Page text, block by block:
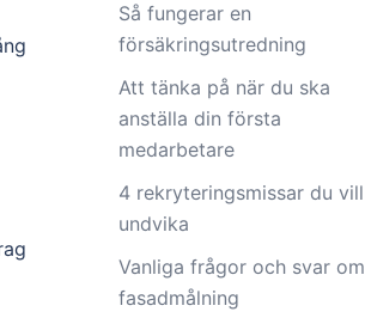
Så fungerar en
försäkringsutredning
Att tänka på när du ska
anställa din första
medarbetare
4 rekryteringsmissar du vill
undvika
Vanliga frågor och svar om
fasadmålning